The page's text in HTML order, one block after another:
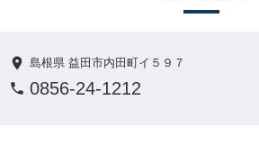
島根県 益田市内田町イ５９７
0856-24-1212